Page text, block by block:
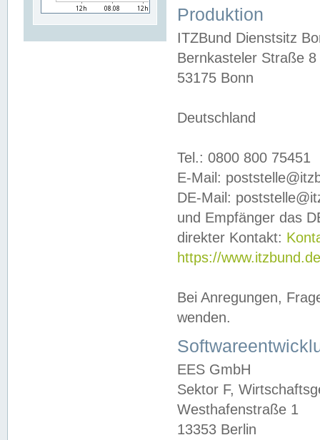
Produktion
ITZBund Dienstsitz
Bernkasteler Straße 8
53175 Bonn
Deutschland
Tel.: 0800 800 75451
E-Mail:
DE-Mail:
und Empfänger das
direkter Kontakt:
https://
Bei Anregungen,
wenden.
EES GmbH
Sektor F,
Westhafenstraße 1
13353 Berlin